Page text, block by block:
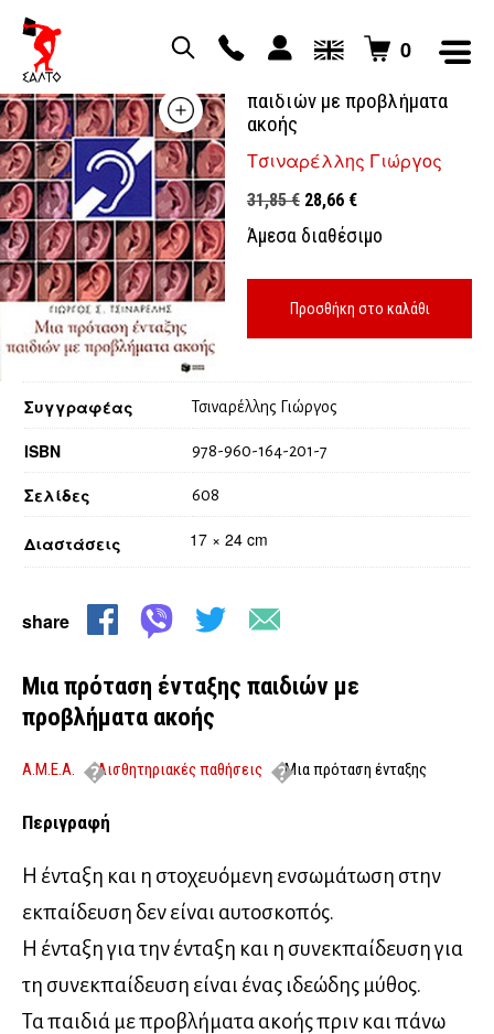
0
παιδιών με προβλήματα
ακοής
Τσιναρέλλης Γιώργος
31,85€ Original
price
31,85 €.
28,66 €Η
τρέχουσα
τιμή
είναι:
28,66 €.
Άμεσα διαθέσιμο
Προσθήκη στο καλάθι
Διαστάσεις 17 × 24 cm
Συγγραφέας Τσιναρέλλης Γιώργος
ISBN 978-960-164-201-7
Σελίδες 608
share
Μια πρόταση ένταξης παιδιών με
προβλήματα ακοής
Α.Μ.Ε.Α. Αισθητηριακές παθήσεις
Μια πρόταση ένταξης
Περιγραφή
Η ένταξη και η στοχευόμενη ενσωμάτωση στην
εκπαίδευση δεν είναι αυτοσκοπός.
Η ένταξη για την ένταξη και η συνεκπαίδευση για
τη συνεκπαίδευση είναι ένας ιδεώδης μύθος.
Τα παιδιά με προβλήματα ακοής πριν και πάνω